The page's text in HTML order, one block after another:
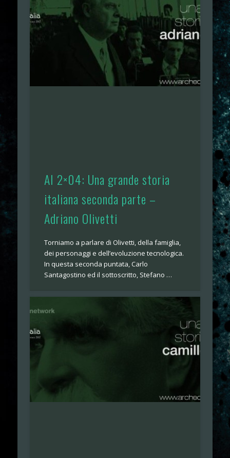
AI 2×04: Una grande storia
italiana seconda parte –
Adriano Olivetti
Torniamo a parlare di Olivetti, della famiglia,
dei personaggi e dell’evoluzione tecnologica.
In questa seconda puntata, Carlo
Santagostino ed il sottoscritto, Stefano …